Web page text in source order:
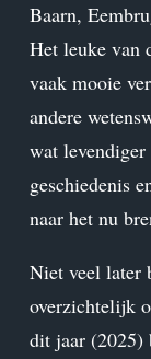
Baarn,
Het leuke van
vaak mooie
andere
wat
geschiedenis
naar het nu
Niet veel later
overzichtelijk
dit jaar (2025)